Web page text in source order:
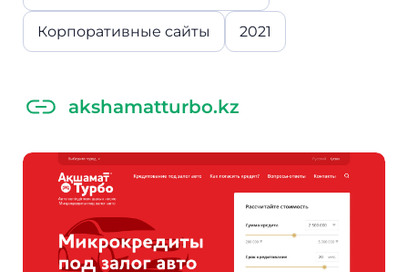
Корпоративные сайты 2021
akshamatturbo.kz